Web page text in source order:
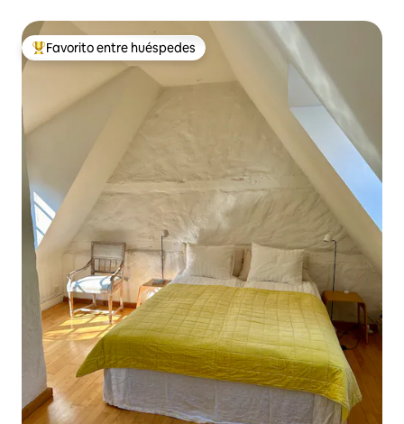
Favorito entre huéspedes preferido
Favorito entre huéspedes